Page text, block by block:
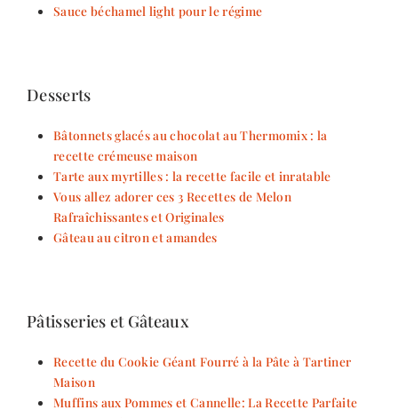
Sauce béchamel light pour le régime
Desserts
Bâtonnets glacés au chocolat au Thermomix : la
recette crémeuse maison
Tarte aux myrtilles : la recette facile et inratable
Vous allez adorer ces 3 Recettes de Melon
Rafraîchissantes et Originales
Gâteau au citron et amandes
Pâtisseries et Gâteaux
Recette du Cookie Géant Fourré à la Pâte à Tartiner
Maison
Muffins aux Pommes et Cannelle: La Recette Parfaite